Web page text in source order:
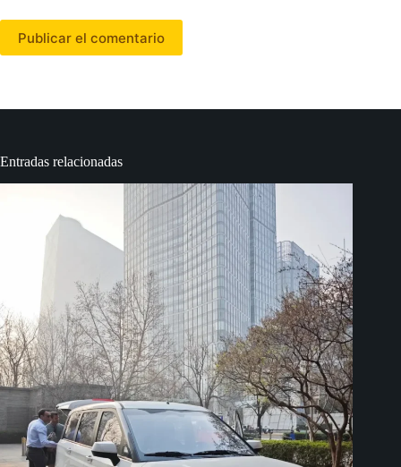
Publicar el comentario
Entradas relacionadas